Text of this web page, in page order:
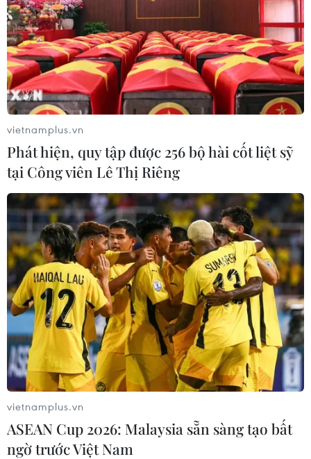
vietnamplus.vn
Phát hiện, quy tập được 256 bộ hài cốt liệt sỹ
tại Công viên Lê Thị Riêng
vietnamplus.vn
ASEAN Cup 2026: Malaysia sẵn sàng tạo bất
ngờ trước Việt Nam